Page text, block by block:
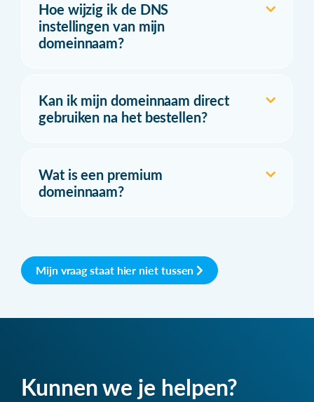
Hoe wijzig ik de DNS
instellingen van mijn
domeinnaam?
Kan ik mijn domeinnaam direct
gebruiken na het bestellen?
Wat is een premium
domeinnaam?
Mijn vraag staat hier niet tussen
Kunnen we je helpen?